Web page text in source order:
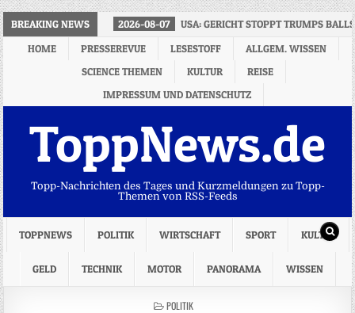
BREAKING NEWS 2026-08-07
USA: GERICHT STOPPT TRUMPS
HOME
PRESSEREVUE LESESTOFF
ALLGEM. WISSEN
SCIENCE THEMEN
KULTUR
REISE
IMPRESSUM UND DATENSCHUTZ
ToppNews.de
Topp-Nachrichten des Tages und Kurzmeldungen zu Topp-
Themen von RSS-Feeds
TOPPNEWS POLITIK WIRTSCHAFT SPORT KULTUR
GELD TECHNIK MOTOR PANORAMA WISSEN
POSTED
POLITIK